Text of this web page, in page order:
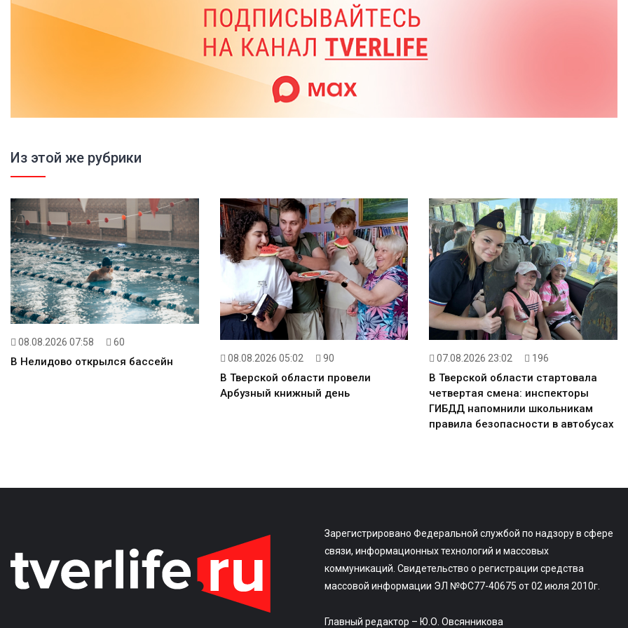
Из этой же рубрики
08.08.2026 07:58 60
В Нелидово открылся бассейн 08.08.2026 05:02 90
В Тверской области провели
Арбузный книжный день
07.08.2026 23:02 196
В Тверской области стартовала
четвертая смена: инспекторы
ГИБДД напомнили школьникам
правила безопасности в автобусах
Зарегистрировано Федеральной службой по надзору в сфере
связи, информационных технологий и массовых
коммуникаций. Свидетельство о регистрации средства
массовой информации ЭЛ №ФС77-40675 от 02 июля 2010г.
Главный редактор – Ю.О. Овсянникова